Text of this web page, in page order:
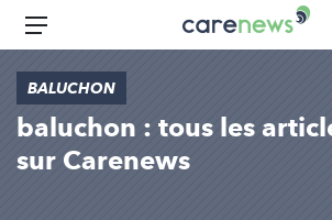
Aller
principal
Carenews,
Le
acteurs
l'engagement
Menu
BALUCHON
baluchon : tous les
sur Carenews